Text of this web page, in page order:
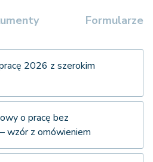
Formularze
2026 z szerokim
o pracę bez
wzór z omówieniem